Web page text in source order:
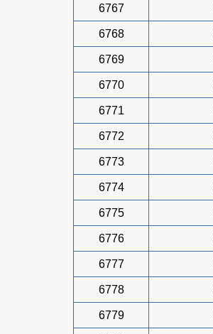
6767
6768
6769
6770
6771
6772
6773
6774
6775
6776
6777
6778
6779